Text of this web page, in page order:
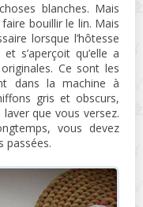
blanches. Mais
bouillir le lin. Mais
lorsque l’hôtesse
s’aperçoit qu’elle a
Ce sont les
dans la machine à
gris et obscurs,
que vous versez.
vous devez
passées.